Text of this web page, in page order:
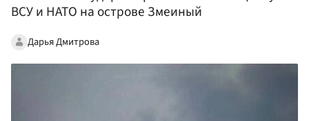
ВСУ и НАТО на острове Змеиный
Дарья Дмитрова